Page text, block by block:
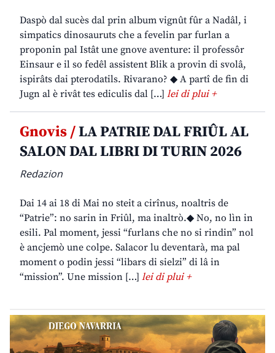
Daspò dal sucès dal prin album vignût fûr a Nadâl, i
simpatics dinosauruts che a fevelin par furlan a
proponin pal Istât une gnove aventure: il professôr
Einsaur e il so fedêl assistent Blik a provin di svolâ,
ispirâts dai pterodatils. Rivarano? ◆ A partî de fin di
Jugn al è rivât tes ediculis dal […] lei di plui +
Gnovis /LA PATRIE DAL FRIÛL AL
SALON DAL LIBRI DI TURIN 2026
Redazion
Dai 14 ai 18 di Mai no steit a cirînus, noaltris de
“Patrie”: no sarin in Friûl, ma inaltrò.◆ No, no lìn in
esili. Pal moment, jessi “furlans che no si rindin” nol
è ancjemò une colpe. Salacor lu deventarà, ma pal
moment o podin jessi “libars di sielzi” di lâ in
“mission”. Une mission […] lei di plui +